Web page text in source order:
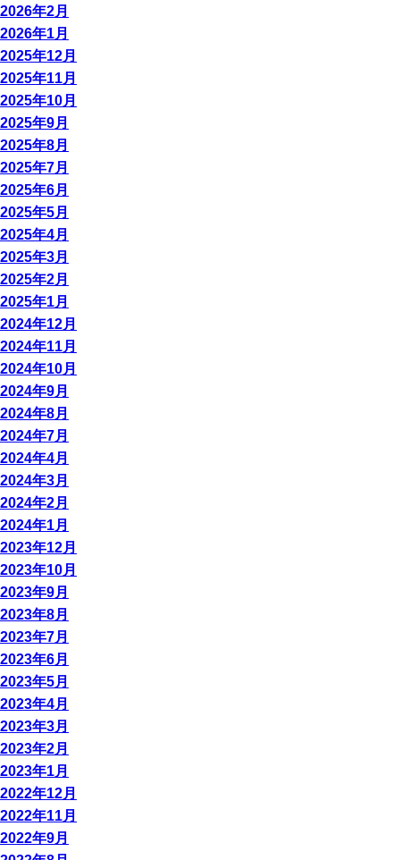
2026年2月
2026年1月
2025年12月
2025年11月
2025年10月
2025年9月
2025年8月
2025年7月
2025年6月
2025年5月
2025年4月
2025年3月
2025年2月
2025年1月
2024年12月
2024年11月
2024年10月
2024年9月
2024年8月
2024年7月
2024年4月
2024年3月
2024年2月
2024年1月
2023年12月
2023年10月
2023年9月
2023年8月
2023年7月
2023年6月
2023年5月
2023年4月
2023年3月
2023年2月
2023年1月
2022年12月
2022年11月
2022年9月